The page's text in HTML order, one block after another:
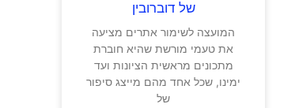
של דוברובין
המועצה לשימור אתרים מציעה
את טעמי מורשת שהיא חוברת
מתכונים מראשית הציונות ועד
ימינו, שכל אחד מהם מייצג סיפור
של